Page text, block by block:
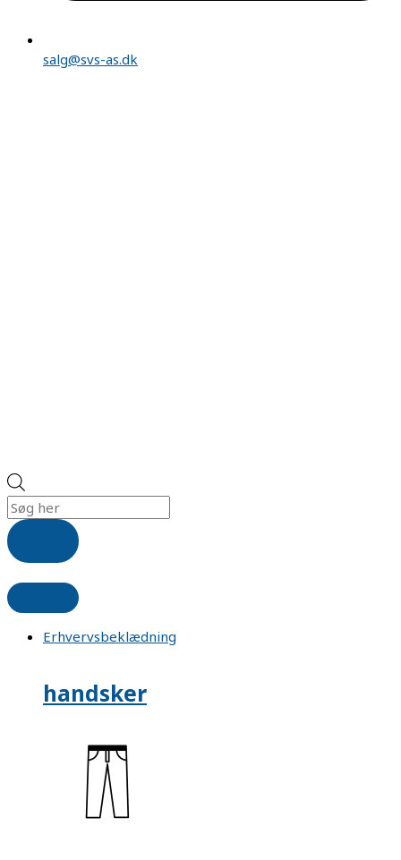
salg@svs-as.dk
Erhvervsbeklædning
handsker